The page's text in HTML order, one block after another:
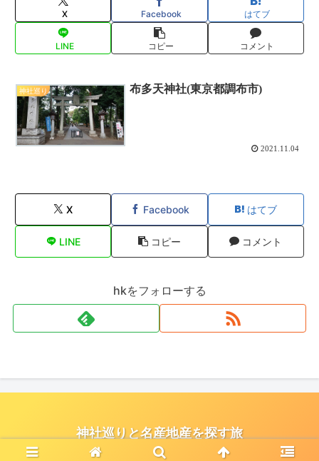
X Facebook はてブ
LINE コピー コメント
神社巡り 布多天神社(東京都調布市)
2021.11.04
X Facebook はてブ
LINE コピー コメント
hkをフォローする
神社巡りと名産地産を探す旅
© 2021 神社巡りと名産地産を探す旅.